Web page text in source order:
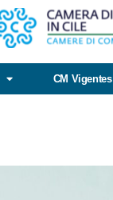
CM Vigentes